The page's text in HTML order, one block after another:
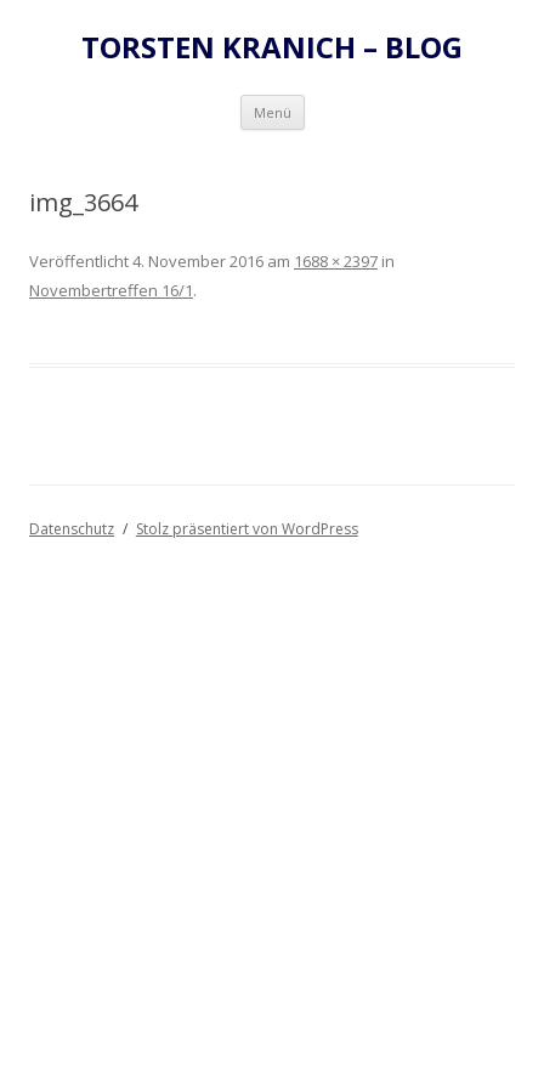
TORSTEN KRANICH – BLOG
Menü Zum
springen
img_3664
Veröffentlicht4. November 2016 am 1688 × 2397 in
Novembertreffen 16/1.
Datenschutz Stolz präsentiert von WordPress